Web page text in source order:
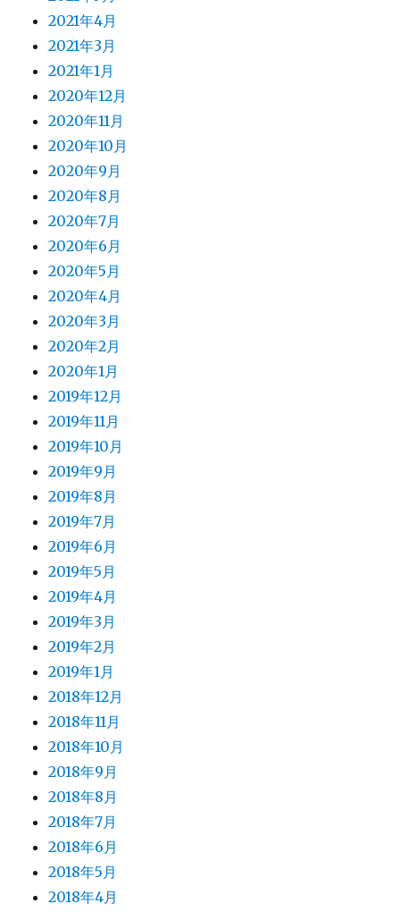
2021年4月
2021年3月
2021年1月
2020年12月
2020年11月
2020年10月
2020年9月
2020年8月
2020年7月
2020年6月
2020年5月
2020年4月
2020年3月
2020年2月
2020年1月
2019年12月
2019年11月
2019年10月
2019年9月
2019年8月
2019年7月
2019年6月
2019年5月
2019年4月
2019年3月
2019年2月
2019年1月
2018年12月
2018年11月
2018年10月
2018年9月
2018年8月
2018年7月
2018年6月
2018年5月
2018年4月